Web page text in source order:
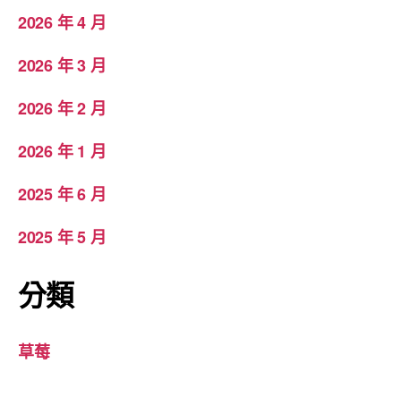
2026 年 4 月
2026 年 3 月
2026 年 2 月
2026 年 1 月
2025 年 6 月
2025 年 5 月
分類
草莓